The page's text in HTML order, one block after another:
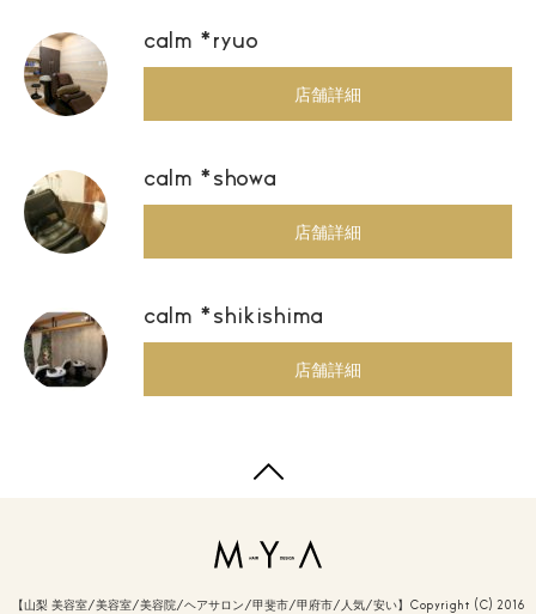
calm *ryuo
店舗詳細
calm *showa
店舗詳細
calm *shikishima
店舗詳細
【山梨 美容室/美容室/美容院/ヘアサロン/甲斐市/甲府市/人気/安い】Copyright (C) 2016